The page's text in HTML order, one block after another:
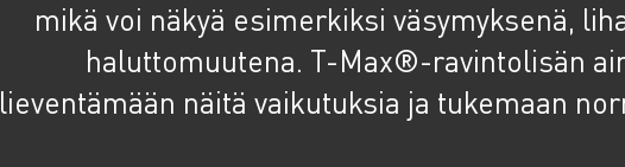
mikä voi näkyä esimerkiksi väsymyksenä,
haluttomuutena. T-Max®-ravintolisän
lieventämään näitä vaikutuksia ja tukemaan